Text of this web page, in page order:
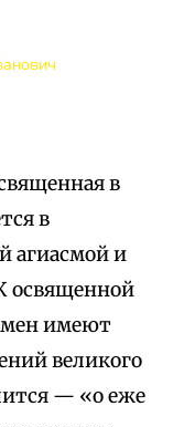
в
в
агиасмой и
освященной
имеют
великого
— «о еже